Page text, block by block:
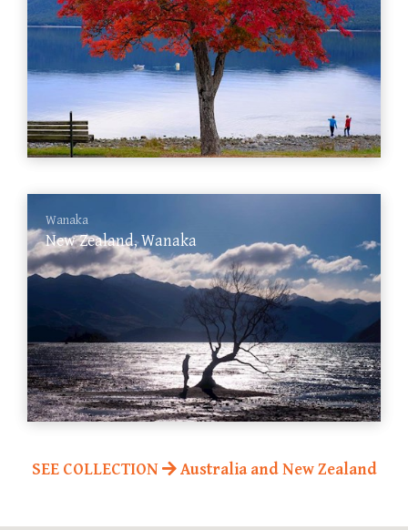
Wanaka
New Zealand, Wanaka
SEE COLLECTION Australia and New Zealand